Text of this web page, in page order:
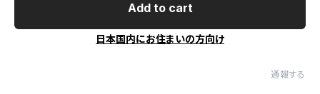
Add to cart
日本国内にお住まいの方向け
通報する